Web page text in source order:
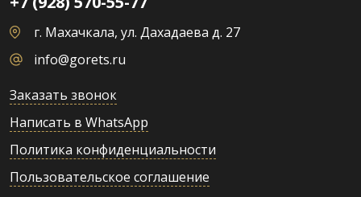
г. Махачкала, ул. Дахадаева д. 27
info@gorets.ru
Заказать звонок
Написать в WhatsApp
Политика конфиденциальности
Пользовательское соглашение